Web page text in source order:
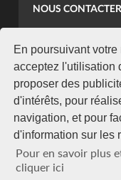
En poursuivant
acceptez l'utilisation
proposer des
d'intérêts, pour
navigation, et pour
d'information sur les
Pour en savoir plus
cliquer ici
NOUS CONTACTER
+225 07 08
NEWSLETTER
Restez connecté via
S'abonner
Se désabonner